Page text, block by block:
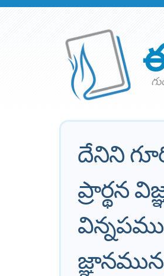
దేనిని
ప్రార్థన